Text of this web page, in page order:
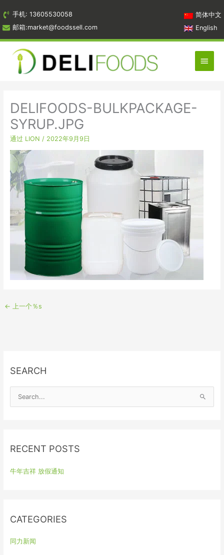
到
内
容
手机: 13605530058
邮箱:market@foodssell.com
简体中文
English
主
菜
DELIFOODS-BULKPACKAGE-
SYRUP.JPG
通过 LION / 2022年9月9日
← 上一个％s
SEARCH
c
f
RECENT POSTS
牛年吉祥 放假通知
CATEGORIES
同力新闻